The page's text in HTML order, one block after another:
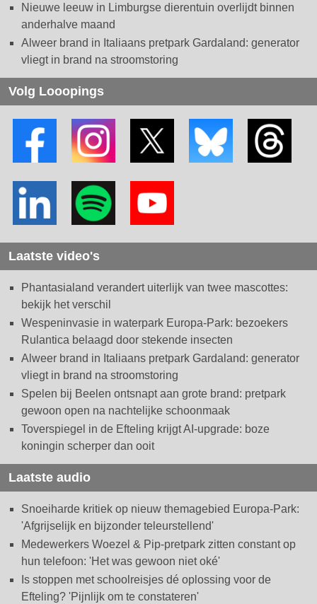
Nieuwe leeuw in Limburgse dierentuin overlijdt binnen
anderhalve maand
Alweer brand in Italiaans pretpark Gardaland: generator
vliegt in brand na stroomstoring
Volg Looopings
Laatste video's
Phantasialand verandert uiterlijk van twee mascottes:
bekijk het verschil
Wespeninvasie in waterpark Europa-Park: bezoekers
Rulantica belaagd door stekende insecten
Alweer brand in Italiaans pretpark Gardaland: generator
vliegt in brand na stroomstoring
Spelen bij Beelen ontsnapt aan grote brand: pretpark
gewoon open na nachtelijke schoonmaak
Toverspiegel in de Efteling krijgt AI-upgrade: boze
koningin scherper dan ooit
Laatste audio
Snoeiharde kritiek op nieuw themagebied Europa-Park:
'Afgrijselijk en bijzonder teleurstellend'
Medewerkers Woezel & Pip-pretpark zitten constant op
hun telefoon: 'Het was gewoon niet oké'
Is stoppen met schoolreisjes dé oplossing voor de
Efteling? 'Pijnlijk om te constateren'